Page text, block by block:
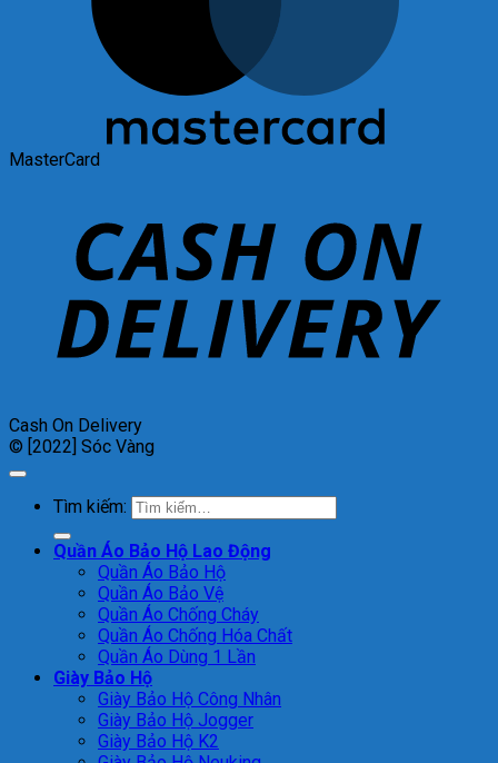
MasterCard
Cash On Delivery
© [2022] Sóc Vàng
Tìm kiếm:
Quần Áo Bảo Hộ Lao Động
Quần Áo Bảo Hộ
Quần Áo Bảo Vệ
Quần Áo Chống Cháy
Quần Áo Chống Hóa Chất
Quần Áo Dùng 1 Lần
Giày Bảo Hộ
Giày Bảo Hộ Công Nhân
Giày Bảo Hộ Jogger
Giày Bảo Hộ K2